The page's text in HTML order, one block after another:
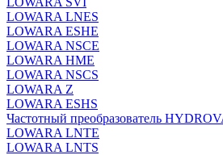
LOWARA LNES
LOWARA ESHE
LOWARA NSCE
LOWARA HME
LOWARA NSCS
LOWARA Z
LOWARA ESHS
Частотный преобразователь
LOWARA LNTE
LOWARA LNTS